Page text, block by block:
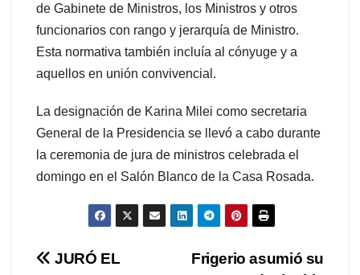
de Gabinete de Ministros, los Ministros y otros
funcionarios con rango y jerarquía de Ministro.
Esta normativa también incluía al cónyuge y a
aquellos en unión convivencial.
La designación de Karina Milei como secretaria
General de la Presidencia se llevó a cabo durante
la ceremonia de jura de ministros celebrada el
domingo en el Salón Blanco de la Casa Rosada.
Navegación
Frigerio asumió su
JURÓ EL